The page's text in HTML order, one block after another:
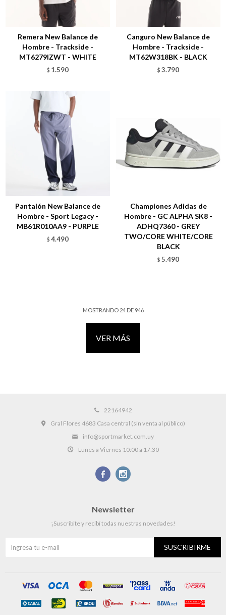
Remera New Balance de
Hombre - Trackside -
MT6279IZWT - WHITE
$ 1.590
Canguro New Balance de
Hombre - Trackside -
MT62W318BK - BLACK
$ 3.790
Pantalón New Balance de
Hombre - Sport Legacy -
MB61R010AA9 - PURPLE
$ 4.490
Championes Adidas de
Hombre - GC ALPHA SK8 -
ADHQ7360 - GREY
TWO/CORE WHITE/CORE
BLACK
$ 5.490
MOSTRANDO 24DE 946
VER MÁS
22164942
Gral Flores 4683 Casa central (sin venta al público)
info@sportmarket.com.uy
Lunes a Viernes 10:00 a 17:30
 
Newsletter
¡Suscribite y recibí todas nuestras novedades!
SUSCRIBIRME